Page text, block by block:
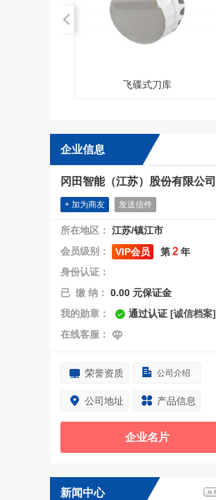
飞碟式刀库
企业信息
冈田智能（江苏）股份有限公司
+ 加为商友 发送信件
所在地区： 江苏/镇江市
会员级别：
VIP会员 第2年
身份认证：
已 缴 纳： 0.00 元保证金
我的勋章：
通过认证 [诚信档案]
在线客服：
荣誉资质 公司介绍
公司地址 产品信息
企业名片
新闻中心